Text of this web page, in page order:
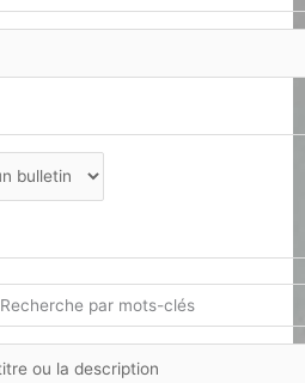
Recherche par mots-clés